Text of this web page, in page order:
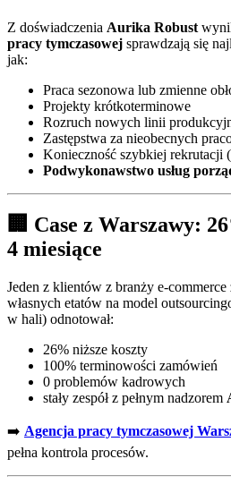
Z doświadczenia Aurika Robust
pracy tymczasowej sprawdzają się
jak:
Praca sezonowa lub zmienne
Projekty krótkoterminowe
Rozruch nowych linii
Zastępstwa za nieobecnych
Konieczność szybkiej rekrutacji
Podwykonawstwo usług
🏢 Case z Warszawy:
4 miesiące
Jeden z klientów z branży
własnych etatów na model
w hali) odnotował:
26% niższe koszty
100% terminowości zamówień
0 problemów kadrowych
stały zespół z pełnym nadzorem
➡️ Agencja pracy tymczasowej
pełna kontrola procesów.